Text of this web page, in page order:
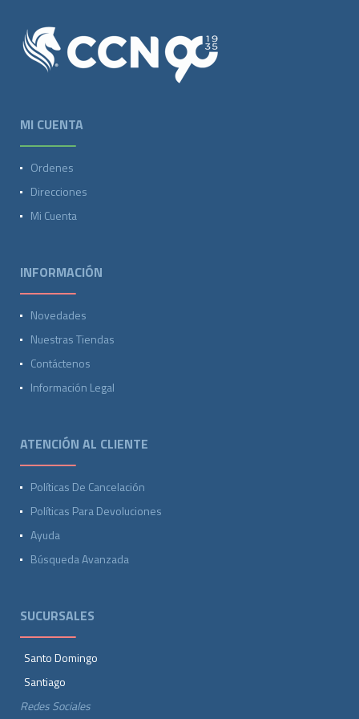
MI CUENTA
Ordenes
Direcciones
Mi Cuenta
INFORMACIÓN
Novedades
Nuestras Tiendas
Contáctenos
Información Legal
ATENCIÓN AL CLIENTE
Políticas De Cancelación
Políticas Para Devoluciones
Ayuda
Búsqueda Avanzada
SUCURSALES
Santo Domingo
Santiago
Redes Sociales